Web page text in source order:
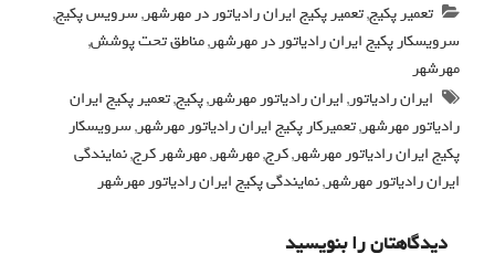
تعمیر پکیج,تعمیر پکیج ایران رادیاتور در مهرشهر,سرویس پکیج,
سرویسکار پکیج ایران رادیاتور در مهرشهر,مناطق تحت پوشش,
مهرشهر
ایران رادیاتور,ایران رادیاتور مهرشهر,پکیج,تعمیر پکیج ایران
رادیاتور مهرشهر,تعمیرکار پکیج ایران رادیاتور مهرشهر,سرویسکار
پکیج ایران رادیاتور مهرشهر,کرج,مهرشهر,مهرشهر کرج,نمایندگی
ایران رادیاتور مهرشهر,نمایندگی پکیج ایران رادیاتور مهرشهر
دیدگاهتان را بنویسید